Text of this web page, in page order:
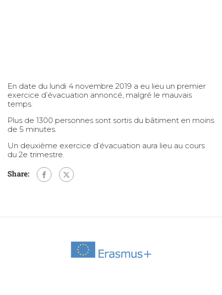
En date du lundi 4 novembre 2019 a eu lieu un premier
exercice d’évacuation annoncé, malgré le mauvais
temps.
Plus de 1300 personnes sont sortis du bâtiment en moins
de 5 minutes.
Un deuxième exercice d’évacuation aura lieu au cours
du 2e trimestre.
Share: